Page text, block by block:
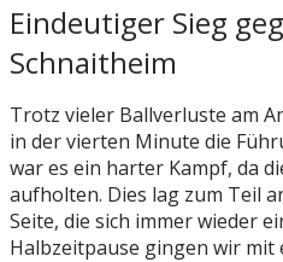
Eindeutiger Sieg
Schnaitheim
Trotz vieler Ballverluste am
in der vierten Minute die
war es ein harter Kampf, da
aufholten. Dies lag zum Teil
Seite, die sich immer wieder
Halbzeitpause gingen wir mit